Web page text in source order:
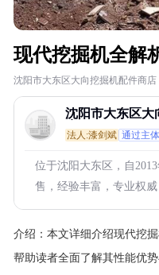
现代挖掘机全解
沈阳市大东区大向挖掘机配件商店
沈阳市大东区大
店
法人:漆剑斌 通过主
位于沈阳大东区，自
售，经验丰富，专业权
介绍： 本文详细介绍现代挖
帮助读者全面了解其性能优